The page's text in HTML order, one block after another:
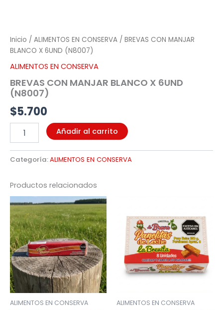
Inicio / ALIMENTOS EN CONSERVA / BREVAS CON MANJAR
BLANCO X 6UND (N8007)
ALIMENTOS EN CONSERVA
BREVAS CON MANJAR BLANCO X 6UND
(N8007)
$5.700
Añadir al carrito
Categoría:ALIMENTOS EN CONSERVA
Productos relacionados
ALIMENTOS EN CONSERVA ALIMENTOS EN CONSERVA